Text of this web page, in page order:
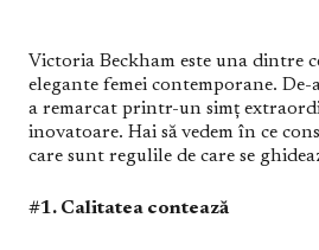
Victoria Beckham este una dintre
elegante femei contemporane.
a remarcat printr-un simț
inovatoare. Hai să vedem în ce
care sunt regulile de care se
#1. Calitatea contează